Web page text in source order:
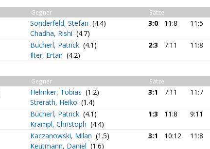
Gegner Sätze
Sonderfeld, Stefan (4.4)
Chadha, Rishi (4.7)
3:0 11:8 11:5
Bücherl, Patrick (4.1)
Ilter, Ertan (4.2)
2:3 7:11 11:8
Gegner Sätze
Helmker, Tobias (1.2)
Strerath, Heiko (1.4)
3:1 7:11 11:7
Bücherl, Patrick (4.1)
Krampl, Christoph (4.4)
1:3 11:8 9:11
Kaczanowski, Milan (1.5)
Keutmann, Daniel (1.6)
3:1 10:12 11:8